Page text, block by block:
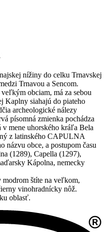
nížiny do celku Trnavskej
Trnavou a Sencom.
obciam, má za sebou
Kaplny siahajú do piateho
archeologické nálezy
písomná zmienka pochádza
v mene uhorského kráľa Bela
z latinského CAPULNA
názvu obce, a postupom času
(1289), Capella (1297),
Kápolna, nemecky
štíte na veľkom,
vinohradnícky nôž.
oblasť.